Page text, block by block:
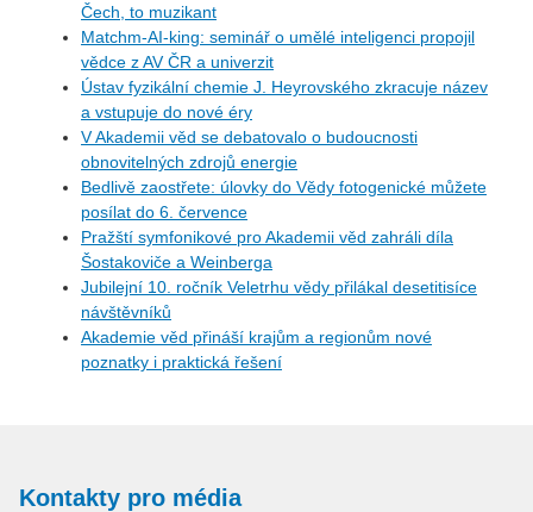
Čech, to muzikant
Matchm-AI-king: seminář o umělé inteligenci propojil
vědce z AV ČR a univerzit
Ústav fyzikální chemie J. Heyrovského zkracuje název
a vstupuje do nové éry
V Akademii věd se debatovalo o budoucnosti
obnovitelných zdrojů energie
Bedlivě zaostřete: úlovky do Vědy fotogenické můžete
posílat do 6. července
Pražští symfonikové pro Akademii věd zahráli díla
Šostakoviče a Weinberga
Jubilejní 10. ročník Veletrhu vědy přilákal desetitisíce
návštěvníků
Akademie věd přináší krajům a regionům nové
poznatky i praktická řešení
Kontakty pro média